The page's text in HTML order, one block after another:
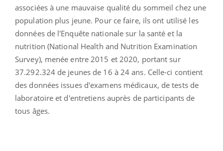
associées à une mauvaise qualité du sommeil chez une
population plus jeune. Pour ce faire, ils ont utilisé les
données de l'Enquête nationale sur la santé et la
nutrition (National Health and Nutrition Examination
Survey), menée entre 2015 et 2020, portant sur
37.292.324 de jeunes de 16 à 24 ans. Celle-ci contient
des données issues d'examens médicaux, de tests de
laboratoire et d'entretiens auprès de participants de
tous âges.